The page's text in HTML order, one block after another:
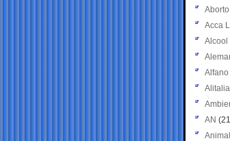
Aborto
Acca
Alcool
Alfano
Alitalia
AN